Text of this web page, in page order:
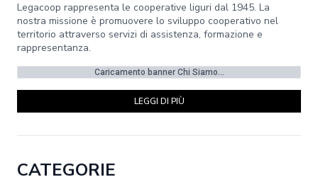
Legacoop rappresenta le cooperative liguri dal 1945. La
nostra missione è promuovere lo sviluppo cooperativo nel
territorio attraverso servizi di assistenza, formazione e
rappresentanza.
Caricamento banner Chi Siamo...
LEGGI DI PIÙ
CATEGORIE